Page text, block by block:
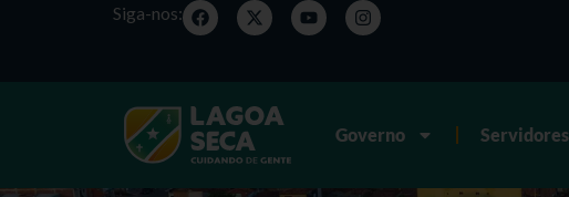
Siga-nos:
Governo Servidores